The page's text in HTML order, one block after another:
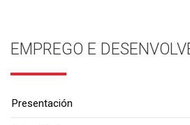
EMPREGO E
Presentación